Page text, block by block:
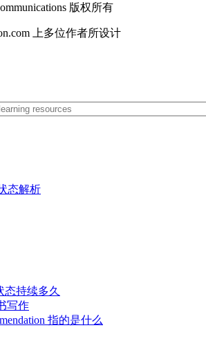
版权所有
上多位作者所设计
态解析
态持续多久
写作
指的是什么